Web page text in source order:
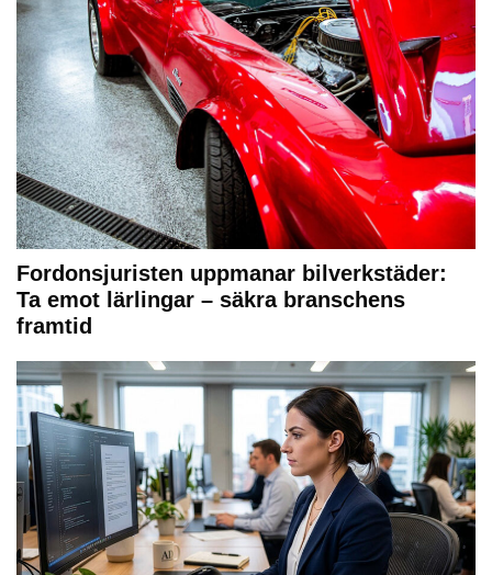
Fordonsjuristen uppmanar bilverkstäder:
Ta emot lärlingar – säkra branschens
framtid